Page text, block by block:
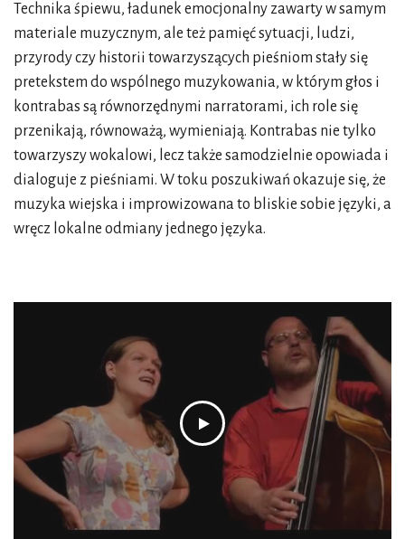
Technika śpiewu, ładunek emocjonalny zawarty w samym
materiale muzycznym, ale też pamięć sytuacji, ludzi,
przyrody czy historii towarzyszących pieśniom stały się
pretekstem do wspólnego muzykowania, w którym głos i
kontrabas są równorzędnymi narratorami, ich role się
przenikają, równoważą, wymieniają. Kontrabas nie tylko
towarzyszy wokalowi, lecz także samodzielnie opowiada i
dialoguje z pieśniami. W toku poszukiwań okazuje się, że
muzyka wiejska i improwizowana to bliskie sobie języki, a
wręcz lokalne odmiany jednego języka.